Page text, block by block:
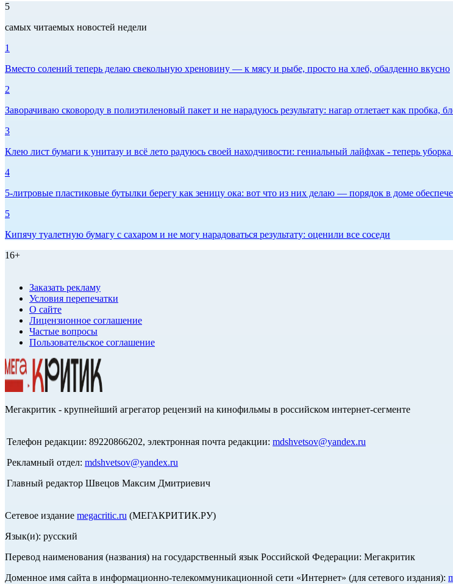
5
самых читаемых новостей недели
1
Вместо солений теперь делаю свекольную хреновину — к мясу и рыбе, просто на хлеб, обалденно вкусно
2
Заворачиваю сковороду в полиэтиленовый пакет и не нарадуюсь результату: нагар отлетает как пробка,
3
Клею лист бумаги к унитазу и всё лето радуюсь своей находчивости: гениальный лайфхак - теперь уборка
4
5-литровые пластиковые бутылки берегу как зеницу ока: вот что из них делаю — порядок в доме
5
Кипячу туалетную бумагу с сахаром и не могу нарадоваться результату: оценили все соседи
16+
Заказать рекламу
Условия перепечатки
О сайте
Лицензионное соглашение
Частые вопросы
Пользовательское соглашение
Мегакритик - крупнейший агрегатор рецензий на кинофильмы в российском интернет-сегменте
Телефон редакции: 89220866202, электронная почта редакции: mdshvetsov@yandex.ru
Рекламный отдел: mdshvetsov@yandex.ru
Главный редактор Швецов Максим Дмитриевич
Сетевое издание megacritic.ru (МЕГАКРИТИК.РУ)
Язык(и): русский
Перевод наименования (названия) на государственный язык Российской Федерации: Мегакритик
Доменное имя сайта в информационно-телекоммуникационной сети «Интернет» (для сетевого издания):